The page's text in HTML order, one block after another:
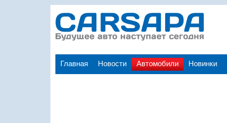
Главная Новости Автомобили Новинки